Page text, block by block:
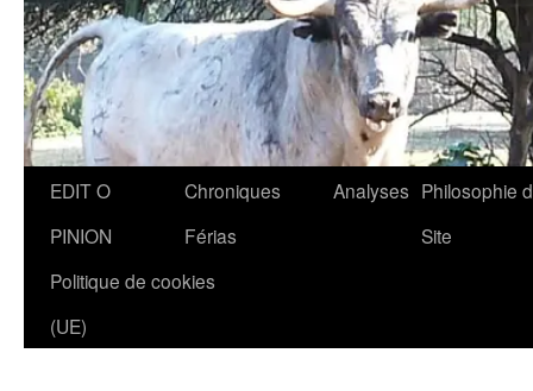
Aller
contenu
EDIT O
PINION
Chroniques
Férias
Analyses Philosophie
Site
Politique de cookies
(UE)